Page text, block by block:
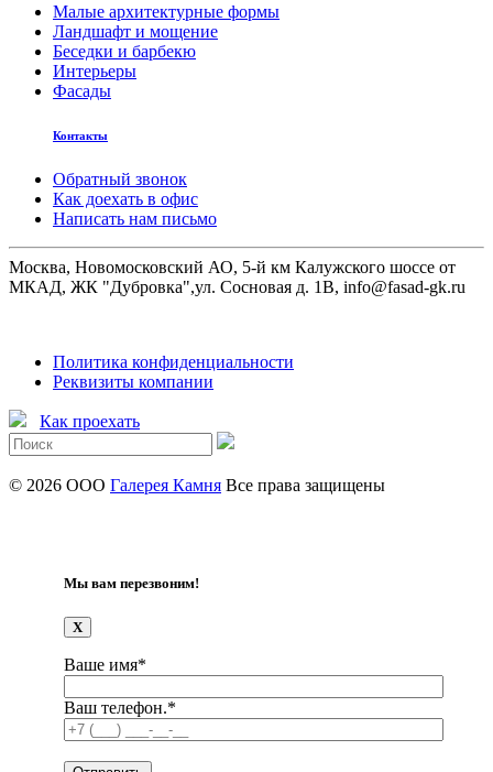
Малые архитектурные формы
Ландшафт и мощение
Беседки и барбекю
Интерьеры
Фасады
Контакты
Обратный звонок
Как доехать в офис
Написать нам письмо
Москва, Новомосковский АО, 5-й км Калужского шоссе от
МКАД, ЖК "Дубровка",ул. Сосновая д. 1В, info@fasad-gk.ru
Политика конфиденциальности
Реквизиты компании
Как проехать
© 2026 ООО Галерея Камня Все права защищены
Мы вам перезвоним!
X
Ваше имя*
Ваш телефон.*